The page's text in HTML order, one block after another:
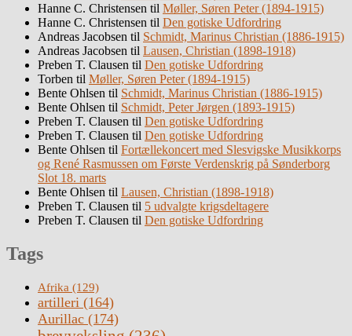
Hanne C. Christensen til Møller, Søren Peter (1894-1915)
Hanne C. Christensen til Den gotiske Udfordring
Andreas Jacobsen til Schmidt, Marinus Christian (1886-1915)
Andreas Jacobsen til Lausen, Christian (1898-1918)
Preben T. Clausen til Den gotiske Udfordring
Torben til Møller, Søren Peter (1894-1915)
Bente Ohlsen til Schmidt, Marinus Christian (1886-1915)
Bente Ohlsen til Schmidt, Peter Jørgen (1893-1915)
Preben T. Clausen til Den gotiske Udfordring
Preben T. Clausen til Den gotiske Udfordring
Bente Ohlsen til Fortællekoncert med Slesvigske Musikkorps
og René Rasmussen om Første Verdenskrig på Sønderborg
Slot 18. marts
Bente Ohlsen til Lausen, Christian (1898-1918)
Preben T. Clausen til 5 udvalgte krigsdeltagere
Preben T. Clausen til Den gotiske Udfordring
Tags
Afrika (129)
artilleri (164)
Aurillac (174)